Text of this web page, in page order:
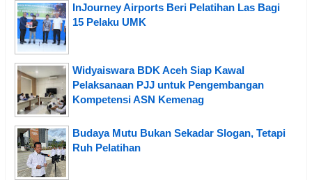
InJourney Airports Beri Pelatihan Las Bagi
15 Pelaku UMK
Widyaiswara BDK Aceh Siap Kawal
Pelaksanaan PJJ untuk Pengembangan
Kompetensi ASN Kemenag
Budaya Mutu Bukan Sekadar Slogan, Tetapi
Ruh Pelatihan